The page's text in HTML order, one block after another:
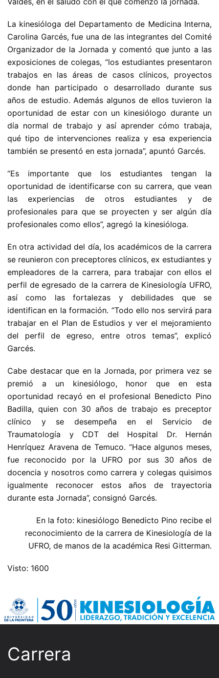
La kinesióloga del Departamento de Medicina Interna,
Carolina Garcés, fue una de las integrantes del Comité
Organizador de la Jornada y comentó que junto a las
exposiciones de colegas, “los estudiantes presentaron
trabajos en las áreas de casos clínicos, proyectos
donde han participado o desarrollado durante sus
años de estudio. Además algunos de ellos tuvieron la
oportunidad de estar con un kinesiólogo durante un
día normal de trabajo y así aprender cómo trabaja,
qué tipo de intervenciones realiza y esa experiencia
también se presentó en esta jornada”, apuntó Garcés.
“Es importante que los estudiantes tengan la
oportunidad de identificarse con su carrera, que vean
las experiencias de otros estudiantes y de
profesionales para que se proyecten y ser algún día
profesionales como ellos”, agregó la kinesióloga.
En otra actividad del día, los académicos de la carrera
se reunieron con preceptores clínicos, ex estudiantes y
empleadores de la carrera, para trabajar con ellos el
perfil de egresado de la carrera de Kinesiología UFRO,
así como las fortalezas y debilidades que se
identifican en la formación. “Todo ello nos servirá para
trabajar en el Plan de Estudios y ver el mejoramiento
del perfil de egreso, entre otros temas”, explicó
Garcés.
Cabe destacar que en la Jornada, por primera vez se
premió a un kinesiólogo, honor que en esta
oportunidad recayó en el profesional Benedicto Pino
Badilla, quien con 30 años de trabajo es preceptor
clínico y se desempeña en el Servicio de
Traumatología y CDT del Hospital Dr. Hernán
Henríquez Aravena de Temuco. “Hace algunos meses,
fue reconocido por la UFRO por sus 30 años de
docencia y nosotros como carrera y colegas quisimos
igualmente reconocer estos años de trayectoria
durante esta Jornada”, consignó Garcés.
En la foto: kinesiólogo Benedicto Pino recibe el
reconocimiento de la carrera de Kinesiología de la
UFRO, de manos de la académica Resi Gitterman.
Visto: 1600
Carrera